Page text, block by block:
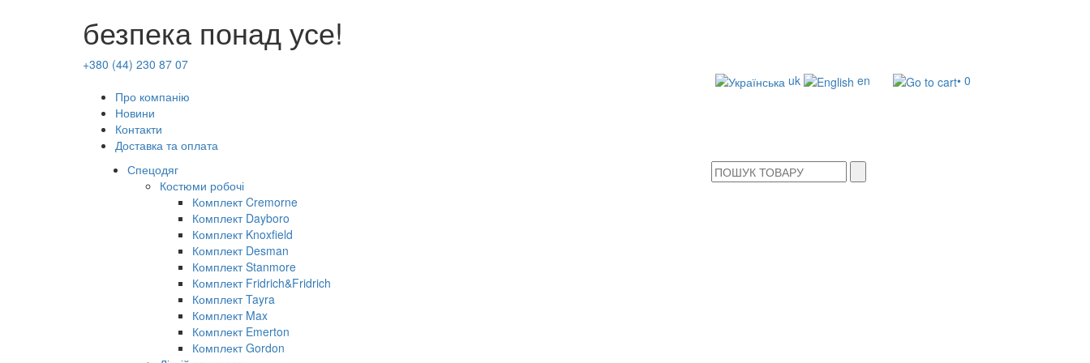
безпека понад усе!
+380 (44) 230 87 07
Про компанію
Новини
Контакти
Доставка та оплата
uk en • 0
Спецодяг
Костюми робочі
Комплект Cremorne
Комплект Dayboro
Комплект Knoxfield
Комплект Desman
Комплект Stanmore
Комплект Fridrich&Fridrich
Комплект Tayra
Комплект Max
Комплект Emerton
Комплект Gordon